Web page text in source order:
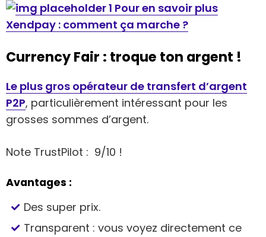
Pour en savoir plus
Xendpay : comment ça marche ?
Currency Fair : troque ton argent !
Le plus gros opérateur de transfert d’argent
P2P, particulièrement intéressant pour les
grosses sommes d’argent.
Note TrustPilot : 9/10 !
Avantages :
Des super prix.
Transparent : vous voyez directement ce